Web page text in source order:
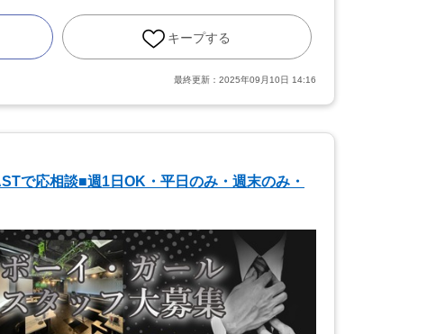
キープする
最終更新： 2025年09月10日 14:16
で応相談■週1日OK・平日のみ・週末のみ・